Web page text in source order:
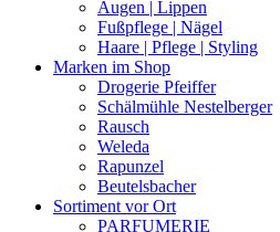
Augen | Lippen
Fußpflege | Nägel
Haare | Pflege | Styling
Marken im Shop
Drogerie Pfeiffer
Schälmühle Nestelberger
Rausch
Weleda
Rapunzel
Beutelsbacher
Sortiment vor Ort
PARFUMERIE